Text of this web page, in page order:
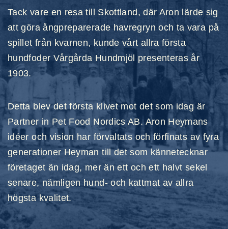
Tack vare en resa till Skottland, där Aron lärde sig
att göra ångpreparerade havregryn och ta vara på
spillet från kvarnen, kunde vårt allra första
hundfoder Vårgårda Hundmjöl presenteras år
1903.
Detta blev det första klivet mot det som idag är
Partner in Pet Food Nordics AB. Aron Heymans
idéer och vision har förvaltats och förfinats av fyra
generationer Heyman till det som kännetecknar
företaget än idag, mer än ett och ett halvt sekel
senare, nämligen hund- och kattmat av allra
högsta kvalitet.